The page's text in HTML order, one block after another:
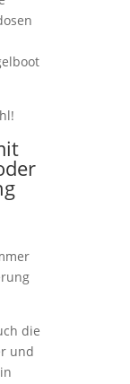
die
und